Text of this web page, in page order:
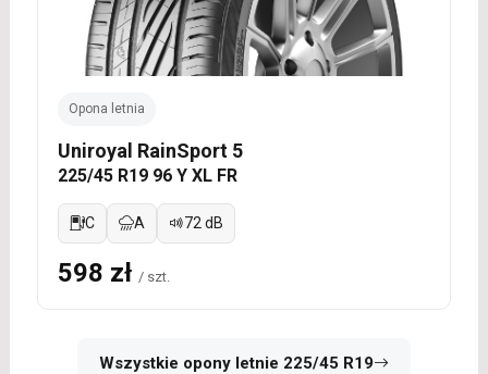
Opona letnia
Uniroyal RainSport 5
225/45 R19 96 Y XL FR
C A 72 dB
598 zł / szt.
Wszystkie opony letnie 225/45 R19